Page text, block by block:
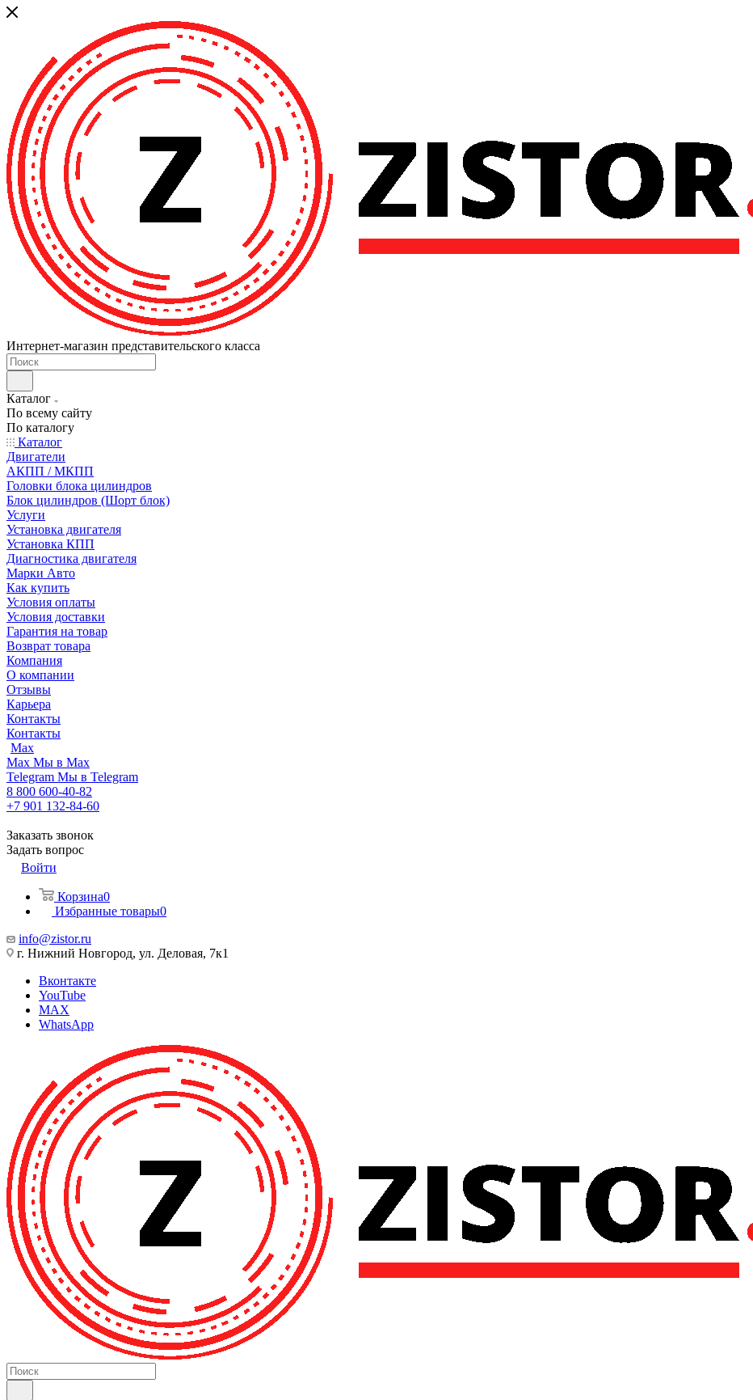
Интернет-магазин представительского класса
Каталог
По всему сайту
По каталогу
Каталог
Двигатели
АКПП / МКПП
Головки блока цилиндров
Блок цилиндров (Шорт блок)
Услуги
Установка двигателя
Установка КПП
Диагностика двигателя
Марки Авто
Как купить
Условия оплаты
Условия доставки
Гарантия на товар
Возврат товара
Компания
О компании
Отзывы
Карьера
Контакты
Контакты
Max
Max Мы в Max
Telegram Мы в Telegram
8 800 600-40-82
+7 901 132-84-60
Заказать звонок
Задать вопрос
Войти
Корзина0
Избранные товары0
info@zistor.ru
г. Нижний Новгород, ул. Деловая, 7к1
Вконтакте
YouTube
MAX
WhatsApp